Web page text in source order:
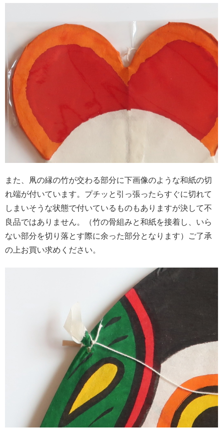
また、凧の縁の竹が交わる部分に下画像のような和紙の切
れ端が付いています。プチッと引っ張ったらすぐに切れて
しまいそうな状態で付いているものもありますが決して不
良品ではありません。（竹の骨組みと和紙を接着し、いら
ない部分を切り落とす際に余った部分となります）ご了承
の上お買い求めください。